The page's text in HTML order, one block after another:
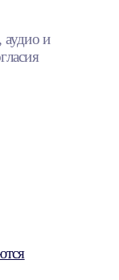
аудио и